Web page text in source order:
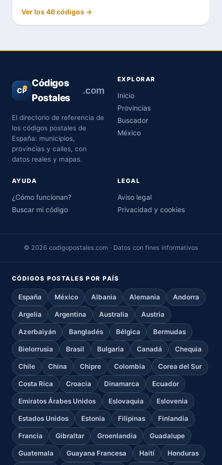
Ver los 46 códigos →
CP
Códigos
Postales
.com
El directorio de referencia de
los códigos postales de
España: municipios,
provincias y calles, con
datos reales y mapas.
EXPLORAR
Inicio
Provincias
Buscador
México
AYUDA
¿Cómo funcionan?
Buscar mi código
LEGAL
Aviso legal
Privacidad y cookies
© 2026 codigopostales.com · Datos con fines informativos
CÓDIGOS POSTALES POR PAÍS
España México Albania Alemania Andorra
Argelia Argentina Australia Austria
Azerbaiyán Bangladés Bélgica Bermudas
Bielorrusia Brasil Bulgaria Canadá Chequia
Chile China Chipre Colombia Corea del Sur
Costa Rica Croacia Dinamarca Ecuador
Emiratos Árabes Unidos Eslovaquia Eslovenia
Estados Unidos Estonia Filipinas Finlandia
Francia Gibraltar Groenlandia Guadalupe
Guatemala Guayana Francesa Haití Honduras